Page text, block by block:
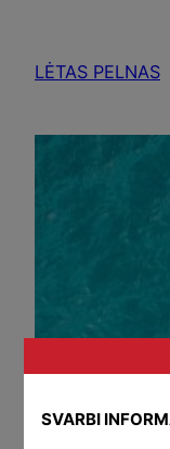
content
LĖTAS PELNAS
SVARBI